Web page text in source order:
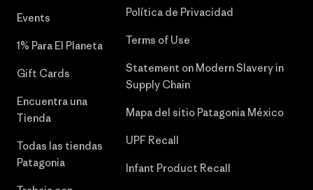
Events
1% Para El Planeta
Gift Cards
Encuentra una
Tienda
Todas las tiendas
Patagonia
Política de Privacidad
Terms of Use
Statement on Modern Slavery in
Supply Chain
Mapa del sitio Patagonia México
UPF Recall
Infant Product Recall